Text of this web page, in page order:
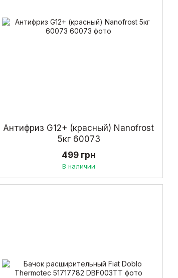
Антифриз G12+ (красный) Nanofrost
5кг 60073
499 грн
В наличии